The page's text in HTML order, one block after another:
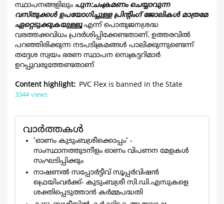
സ്ഥാപനങ്ങളിലും പുന:ചംക്രമണം ചെയ്യാവുന്ന
വസ്തുക്കള്‍ ഉപയോഗിച്ചുള്ള പ്രിന്റിംഗ് ജോലികള്‍ മാത്രമേ
ഏറ്റെടുക്കുകയുള്ളൂഎന്ന് പൊതുജനശ്രദ്ധ
വരത്തക്കവിധം പ്രദര്‍ശിപ്പിക്കേണ്ടതാണ്. ഉത്തരവില്‍
പറഞ്ഞിരിക്കുന്ന നടപടിക്രമങ്ങള്‍ പാലിക്കുന്നുണ്ടെന്ന്
തദ്ദേശ സ്വയം ഭരണ സ്ഥാപന സെക്രട്ടറിമാര്‍
ഉറപ്പുവരുത്തേണ്ടതാണ്
Content highlight PVC Flex is banned in the State
3344 views
വാര്‍ത്തകള്‍
'ഓണം കുടുംബശ്രീക്കൊപ്പം' -
സംസ്ഥാനത്തുടനീളം ഓണം വിപണന മേളകള്‍
സംഘടിപ്പിക്കും
നാഷണൽ സപ്പോർട്ടീവ് സൂപ്പർവിഷൻ
ഫ്രെയിംവർക്ക്- കുടുംബശ്രീ സി.ഡി.എസുകളെ
ശക്തിപ്പെടുത്താൻ കർമ്മപദ്ധതി